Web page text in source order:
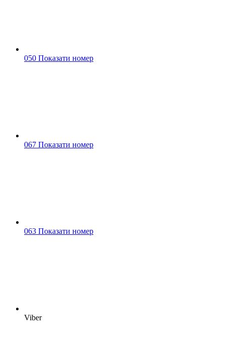
050 Показати номер
067 Показати номер
063 Показати номер
Viber